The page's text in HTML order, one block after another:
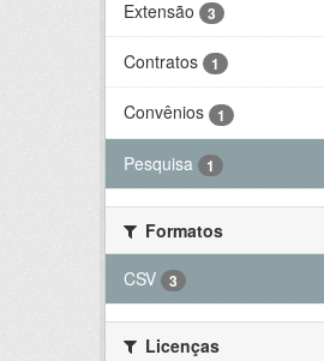
Extensão
3
Contratos 1
Convênios 1
Pesquisa 1
Formatos
CSV
3
Licenças